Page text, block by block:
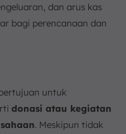
dan arus kas
bagi perencanaan dan
untuk
donasi atau kegiatan
. Meskipun tidak